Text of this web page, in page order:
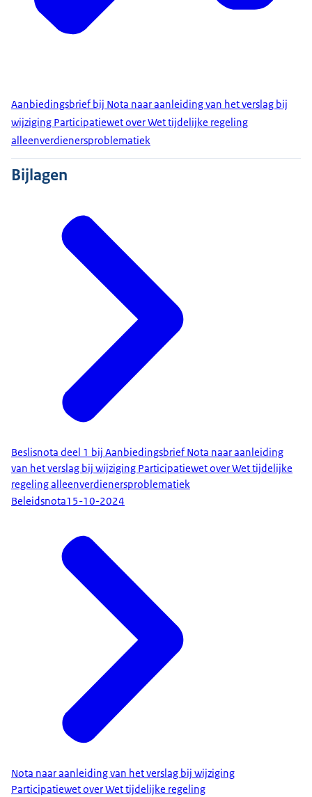
Aanbiedingsbrief bij Nota naar aanleiding van het verslag bij
wijziging Participatiewet over Wet tijdelijke regeling
alleenverdienersproblematiek
Bijlagen
Beslisnota deel 1 bij Aanbiedingsbrief Nota naar aanleiding
van het verslag bij wijziging Participatiewet over Wet tijdelijke
regeling alleenverdienersproblematiek
Beleidsnota15-10-2024
Nota naar aanleiding van het verslag bij wijziging
Participatiewet over Wet tijdelijke regeling